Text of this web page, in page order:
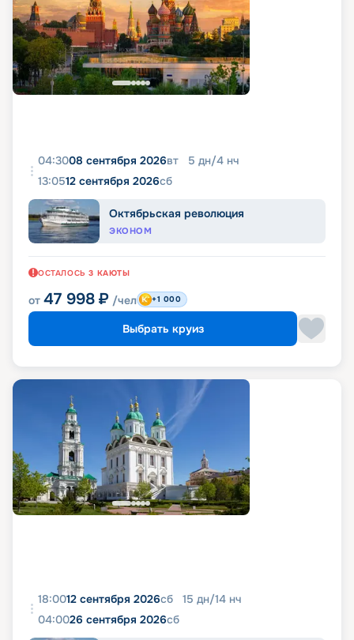
04:3008 сентября 2026вт 5 дн/4 нч
13:0512 сентября 2026сб
Октябрьская революция
ЭКОНОМ
ОСТАЛОСЬ 3 КАЮТЫ
от 47 998 ₽ /чел +1 000
Выбрать круиз
18:0012 сентября 2026сб 15 дн/14 нч
04:0026 сентября 2026сб